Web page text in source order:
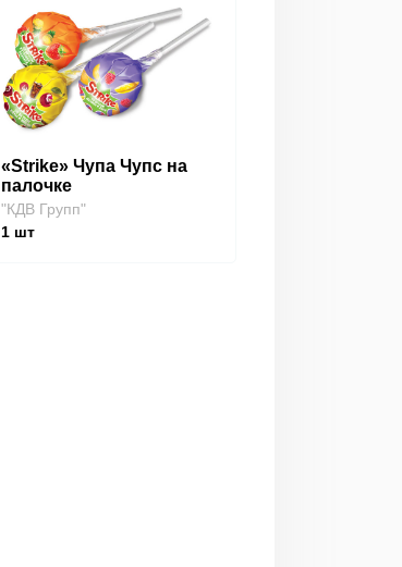
«Strike» Чупа Чупс на
палочке
"КДВ Групп"
1шт